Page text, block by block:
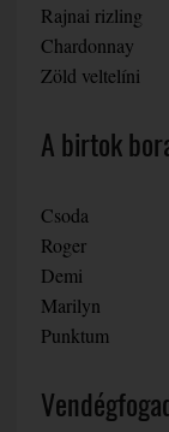
Rajnai rizling
Chardonnay
Zöld veltelíni
A birtok
Csoda
Roger
Demi
Marilyn
Punktum